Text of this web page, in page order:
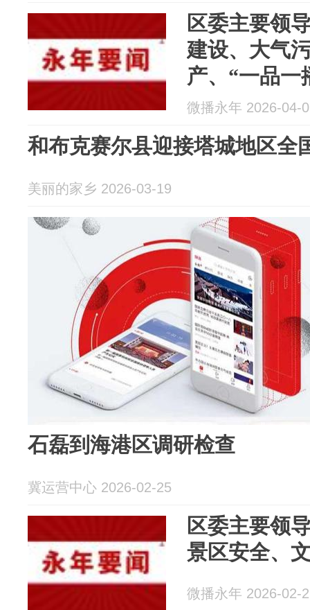
区委主要领
建设、大气
产、“一品一
微播永年 2026-04-
和布克赛尔县迎接塔城地区全
美丽的家乡 2026-03-19
石磊到海港区调研检查
冀运营中心 2026-02-25
区委主要领
景区安全、
微播永年 2026-02-